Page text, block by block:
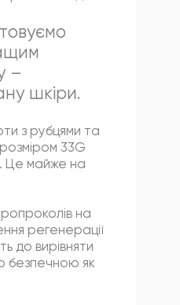
–
шкіри.
з рубцями та
33G
Це майже на
на
регенерації
до вирівняти
безпечною як